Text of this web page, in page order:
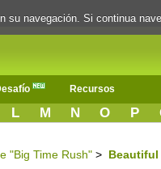
Recursos
L M N O P
"Big Time Rush" > Beautiful
navegación. Si continua